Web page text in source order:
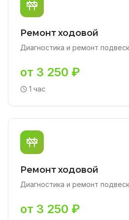
Ремонт ходовой
Диагностика и ремонт
от 3 250 ₽
1 час
Ремонт ходовой
Диагностика и ремонт
от 3 250 ₽